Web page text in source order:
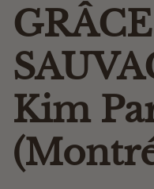
GRÂCE
Kim